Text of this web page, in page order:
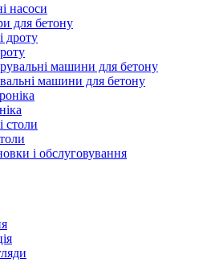
насоси
для бетону
машини для бетону
і обслуговування